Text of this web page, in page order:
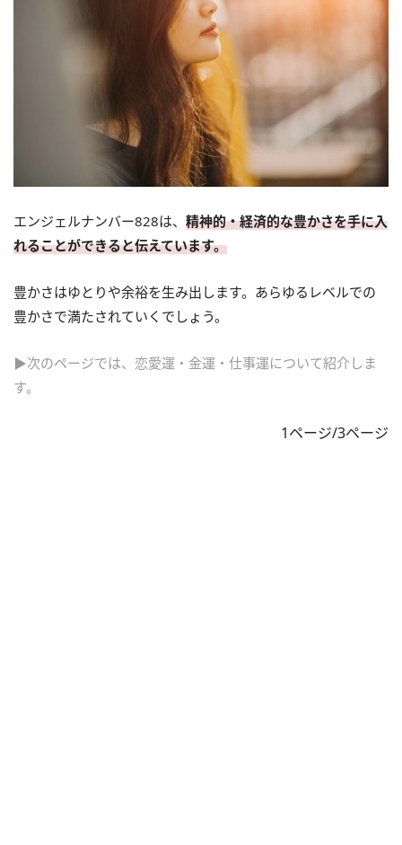
エンジェルナンバー828は、 精神的・経済的な豊かさを手に入
れることができると伝えています。
豊かさはゆとりや余裕を生み出します。あらゆるレベルでの
豊かさで満たされていくでしょう。
▶次のページでは、恋愛運・金運・仕事運について紹介しま
す。
1ページ/3ページ